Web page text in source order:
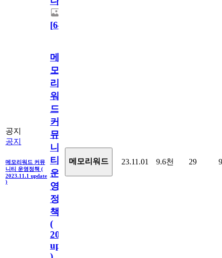
[64
공지
공지
메모리워드 커뮤
니티 운영정책 (
2023.11.1 update
)
메
모
리
워
드
커
뮤
니
티
운
영
정
책
(
2023.11.1
update
메모리워드 23.11.01 9.6천 29 9